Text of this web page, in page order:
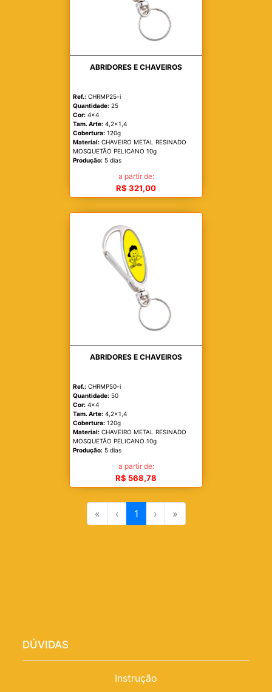
ABRIDORES E CHAVEIROS
Ref.: CHRMP25-i
Quantidade: 25
Cor: 4x4
Tam. Arte: 4,2x1,4
Cobertura: 120g
Material: CHAVEIRO METAL RESINADO
MOSQUETÃO PELICANO 10g
Produção: 5 dias
a partir de:
R$ 321,00
ABRIDORES E CHAVEIROS
Ref.: CHRMP50-i
Quantidade: 50
Cor: 4x4
Tam. Arte: 4,2x1,4
Cobertura: 120g
Material: CHAVEIRO METAL RESINADO
MOSQUETÃO PELICANO 10g
Produção: 5 dias
a partir de:
R$ 568,78
« ‹ 1 › »
DÚVIDAS
Instrução